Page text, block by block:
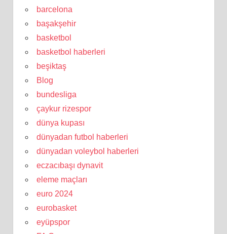
barcelona
başakşehir
basketbol
basketbol haberleri
beşiktaş
Blog
bundesliga
çaykur rizespor
dünya kupası
dünyadan futbol haberleri
dünyadan voleybol haberleri
eczacıbaşı dynavit
eleme maçları
euro 2024
eurobasket
eyüpspor